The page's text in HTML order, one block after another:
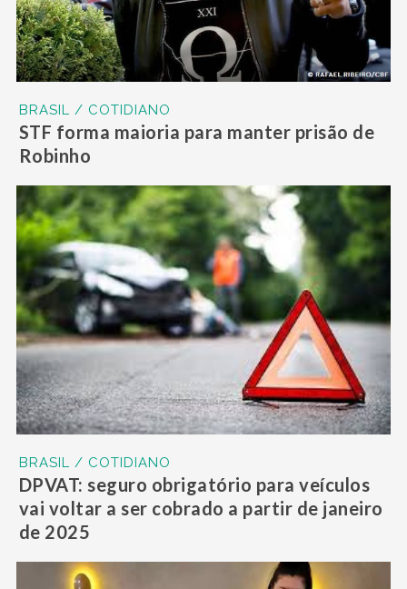
BRASIL / COTIDIANO
STF forma maioria para manter prisão de
Robinho
BRASIL / COTIDIANO
DPVAT: seguro obrigatório para veículos
vai voltar a ser cobrado a partir de janeiro
de 2025